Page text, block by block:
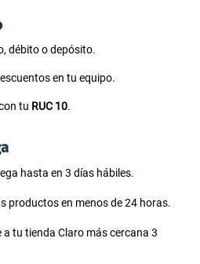
débito o depósito.
en tu equipo.
tu RUC 10.
hasta en 3 días hábiles.
productos en menos de 24 horas.
a tu tienda Claro más cercana 3